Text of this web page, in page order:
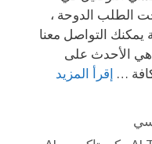
الطلب الدوحة ،
التواصل معنا
الأحدث على
… إقرأ المزيد